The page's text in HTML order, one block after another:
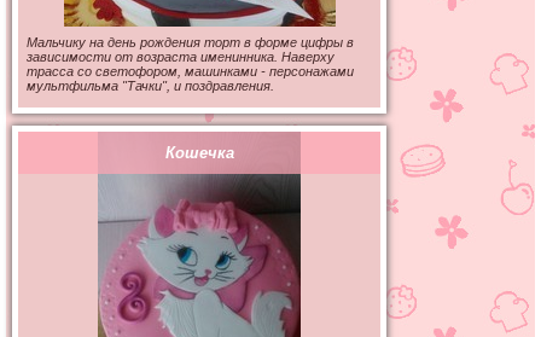
Мальчику на день рождения торт в форме цифры в
зависимости от возраста именинника. Наверху
трасса со светофором, машинками - персонажами
мультфильма "Тачки", и поздравления.
Кошечка